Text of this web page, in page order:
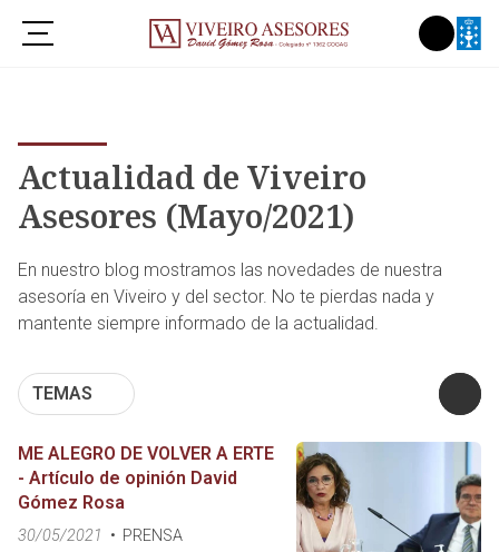
Actualidad de Viveiro
Asesores (Mayo/2021)
En nuestro blog mostramos las novedades de nuestra
asesoría en Viveiro y del sector. No te pierdas nada y
mantente siempre informado de la actualidad.
TEMAS
ME ALEGRO DE VOLVER A ERTE
- Artículo de opinión David
Gómez Rosa
30/05/2021 PRENSA